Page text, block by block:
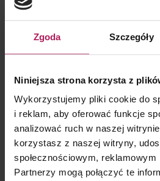
Zgoda Szczegóły
Niniejsza strona korzysta z
Wykorzystujemy pliki cookie do
i reklam, aby oferować funkcje
analizować ruch w naszej
korzystasz z naszej witryny,
społecznościowym,
Partnerzy mogą połączyć te
funduszy mających siedzibę poza
funduszy ze Stanów
Kanady czy Australii, a także dla
wewnętrznie, które wcześniej
przewidzianych przez polskie
#WIĘCEJ na temat zwolnienia
funduszy zagranicznych w
https://www.mddp.pl/
podatkowego-dla-zagranicznych-
inwestycyjnych/